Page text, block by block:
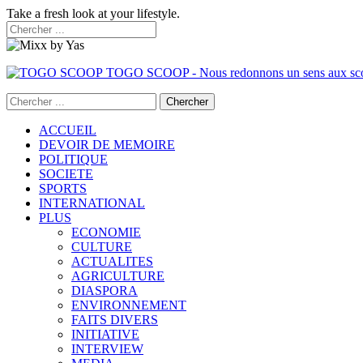
Take a fresh look at your lifestyle.
TOGO SCOOP - Nous redonnons un sens aux
ACCUEIL
DEVOIR DE MEMOIRE
POLITIQUE
SOCIETE
SPORTS
INTERNATIONAL
PLUS
ECONOMIE
CULTURE
ACTUALITES
AGRICULTURE
DIASPORA
ENVIRONNEMENT
FAITS DIVERS
INITIATIVE
INTERVIEW